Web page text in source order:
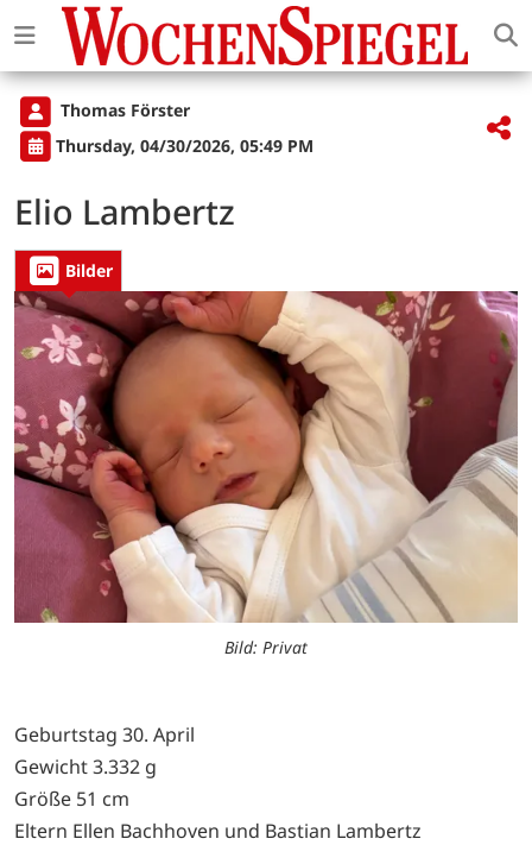
Thomas Förster
Thursday, 04/30/2026, 05:49 PM
Elio Lambertz
Bilder
Bild: Privat
Geburtstag 30. April
Gewicht 3.332 g
Größe 51 cm
Eltern Ellen Bachhoven und Bastian Lambertz